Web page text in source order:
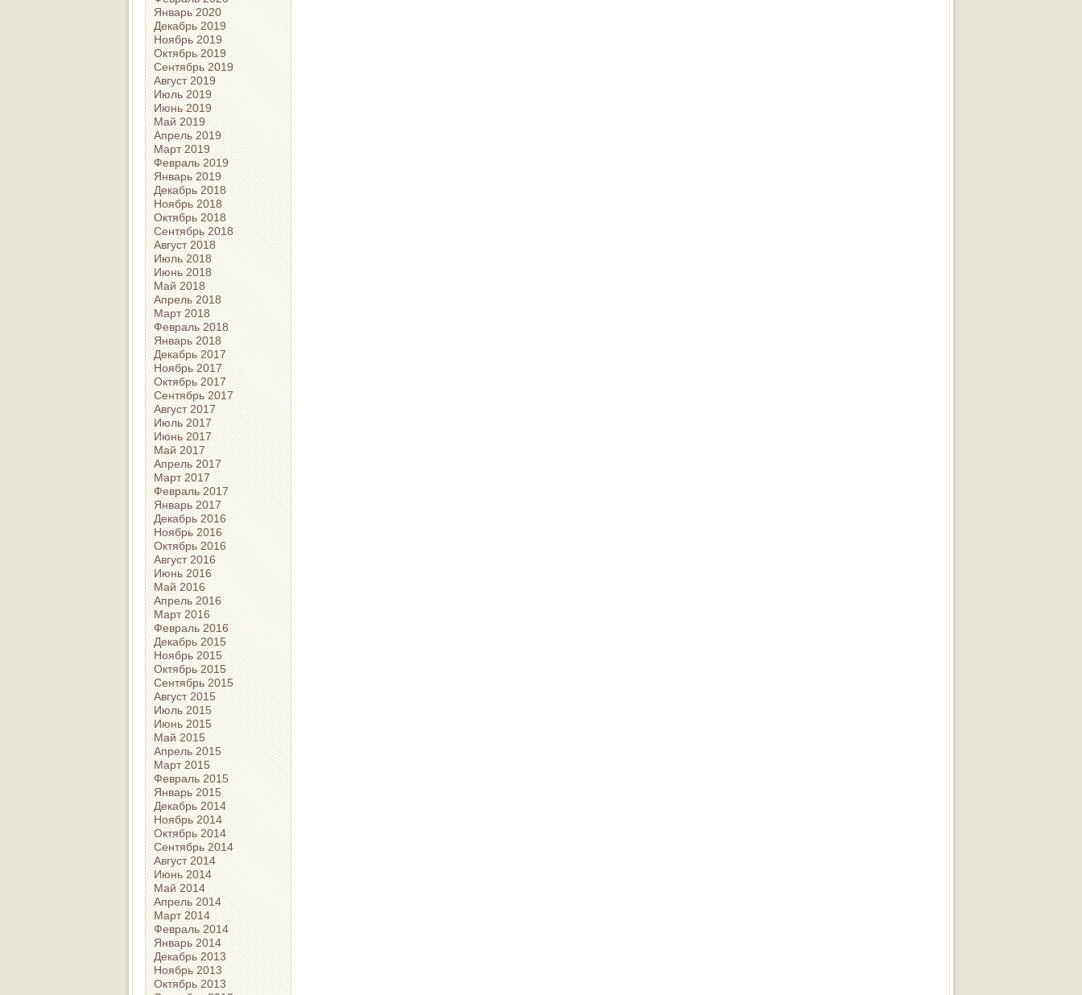
Январь 2020
Декабрь 2019
Ноябрь 2019
Октябрь 2019
Сентябрь 2019
Август 2019
Июль 2019
Июнь 2019
Май 2019
Апрель 2019
Март 2019
Февраль 2019
Январь 2019
Декабрь 2018
Ноябрь 2018
Октябрь 2018
Сентябрь 2018
Август 2018
Июль 2018
Июнь 2018
Май 2018
Апрель 2018
Март 2018
Февраль 2018
Январь 2018
Декабрь 2017
Ноябрь 2017
Октябрь 2017
Сентябрь 2017
Август 2017
Июль 2017
Июнь 2017
Май 2017
Апрель 2017
Март 2017
Февраль 2017
Январь 2017
Декабрь 2016
Ноябрь 2016
Октябрь 2016
Август 2016
Июнь 2016
Май 2016
Апрель 2016
Март 2016
Февраль 2016
Декабрь 2015
Ноябрь 2015
Октябрь 2015
Сентябрь 2015
Август 2015
Июль 2015
Июнь 2015
Май 2015
Апрель 2015
Март 2015
Февраль 2015
Январь 2015
Декабрь 2014
Ноябрь 2014
Октябрь 2014
Сентябрь 2014
Август 2014
Июнь 2014
Май 2014
Апрель 2014
Март 2014
Февраль 2014
Январь 2014
Декабрь 2013
Ноябрь 2013
Октябрь 2013